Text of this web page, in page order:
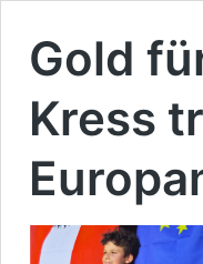
Gold
Kress